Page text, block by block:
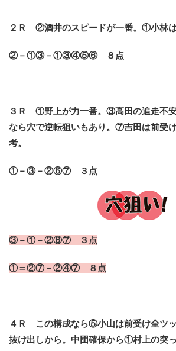
２Ｒ ②酒井のスピードが一番。①小林は
②－①③－①③④⑤⑥ ８点
３Ｒ ①野上が力一番。③高田の追走不
なら穴で逆転狙いもあり。⑦吉田は前受
考。
①－③－②⑥⑦ ３点
③－①－②⑥⑦ ３点
①＝②⑦－②④⑦ ８点
４Ｒ この構成なら⑤小山は前受け全ツ
抜け出しから。中団確保から①村上の突っ